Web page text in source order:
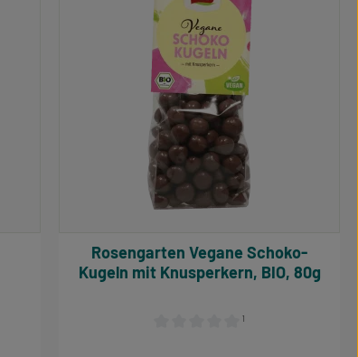
¹
Rosengarten Vegane Schoko-
Kugeln mit Knusperkern, BIO, 80g